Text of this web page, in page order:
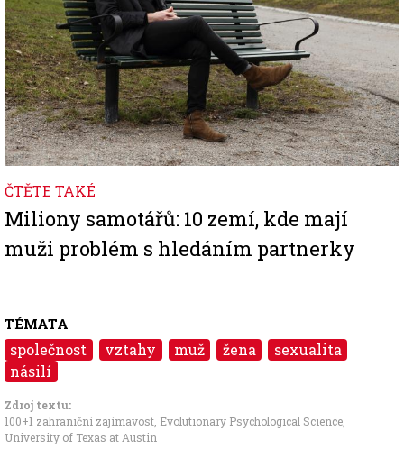
ČTĚTE TAKÉ
Miliony samotářů: 10 zemí, kde mají
muži problém s hledáním partnerky
TÉMATA
společnost vztahy muž žena
sexualita
násilí
Zdroj textu:
100+1 zahraniční zajímavost Evolutionary Psychological Science
University of Texas at Austin